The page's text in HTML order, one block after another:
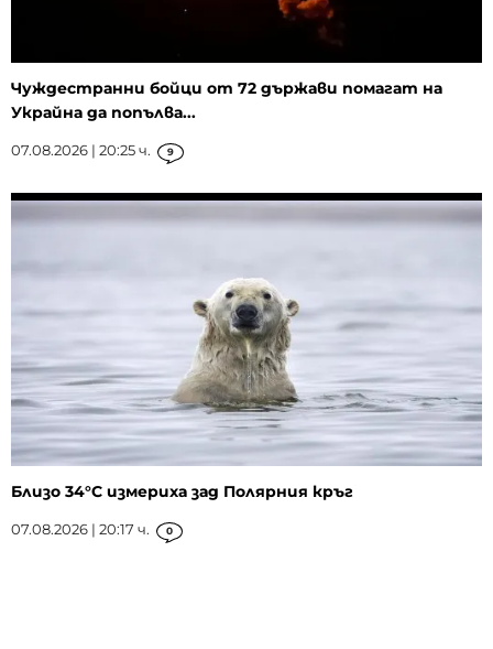
Чуждестранни бойци от 72 държави помагат на
Украйна да попълва...
07.08.2026 | 20:25 ч. 9
Близо 34°C измериха зад Полярния кръг
07.08.2026 | 20:17 ч. 0